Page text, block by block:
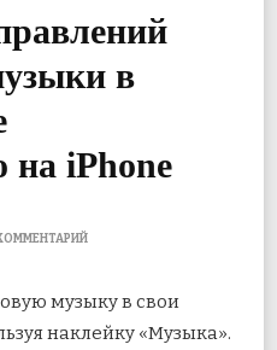
в
на iPhone
К
ЛУЧШИХ
ДЛЯ
музыку в свои
наклейку «Музыка».